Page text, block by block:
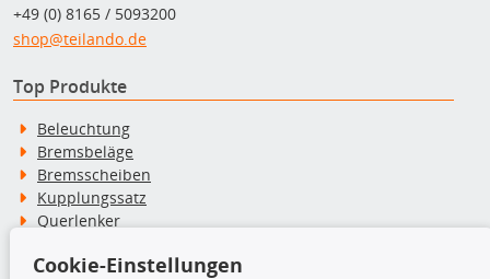
+49 (0) 8165 / 5093200
shop@teilando.de
Top Produkte
Beleuchtung
Bremsbeläge
Bremsscheiben
Kupplungssatz
Querlenker
Stoßdämpfer
Cookie-Einstellungen